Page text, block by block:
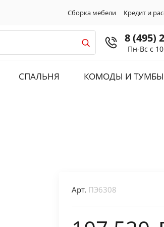
Сборка мебели Кредит и
8 (495)
Пн-Вс с
СПАЛЬНЯ КОМОДЫ И ТУМБЫ
Арт. ПЭ6308